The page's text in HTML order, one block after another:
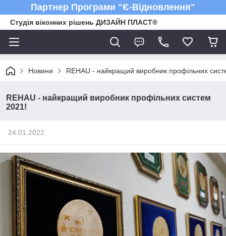
Партнер Програми "Є-Відновлення"
Студія віконних рішень ДИЗАЙН ПЛАСТ®
Новини REHAU - найкращий виробник профільних
REHAU - найкращий виробник профільних систем
2021!
24.01.2022